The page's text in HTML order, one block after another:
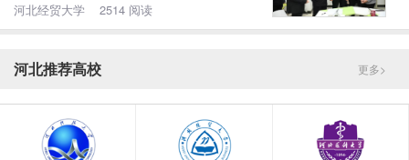
河北经贸大学 2514 阅读
河北推荐高校 更多>